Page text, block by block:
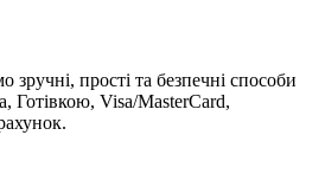
прості та безпечні способи
Готівкою, Visa/MasterCard,